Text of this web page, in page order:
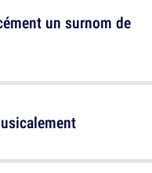
un surnom de